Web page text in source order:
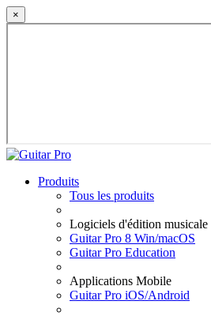
×
Produits
Tous les produits
Logiciels d'édition musicale
Guitar Pro 8 Win/macOS
Guitar Pro Education
Applications Mobile
Guitar Pro iOS/Android